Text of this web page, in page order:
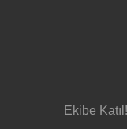
Ekibe Katıl!